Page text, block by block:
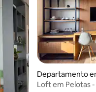
Departamento
Loft em Pelotas